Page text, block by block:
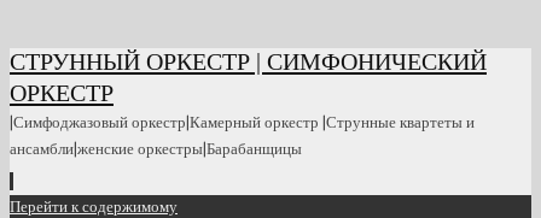
СТРУННЫЙ ОРКЕСТР | СИМФОНИЧЕСКИЙ
ОРКЕСТР
|Симфоджазовый оркестр|Камерный оркестр |Струнные квартеты и
ансамбли|женские оркестры|Барабанщицы
Перейти к содержимому